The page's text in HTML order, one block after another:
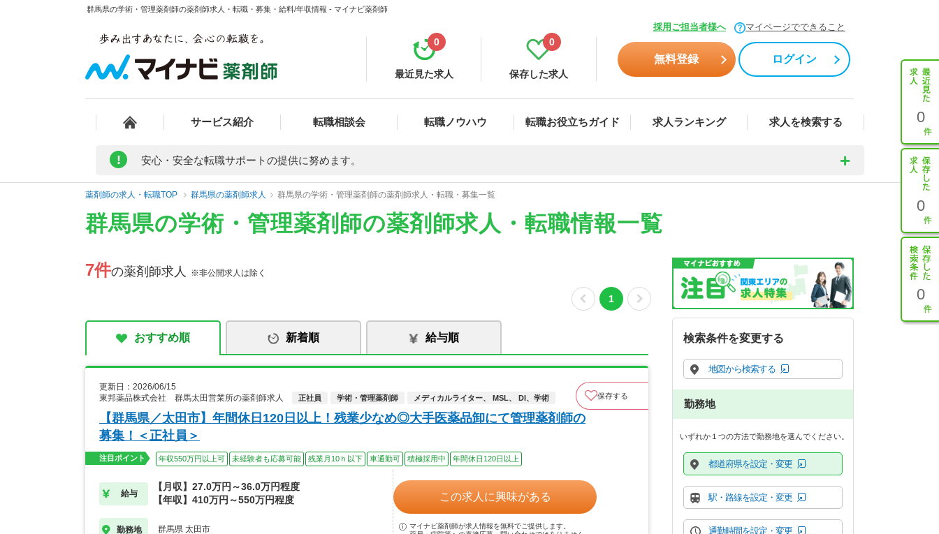
群馬県の学術・管理薬剤師の薬剤師求人・転職・募集・給料/年収情報 - マイナビ薬剤師
採用ご担当者様へ マイページでできること
最近見た求人
0
保存した求人
0
無料登録 ログイン
サービス紹介 転職相談会 転職ノウハウ 転職お役立ちガイド 求人ランキング 求人を検索する 0
0
0
! 安心・安全な転職サポートの提供に努めます。
薬剤師の求人・転職TOP 群馬県の薬剤師求人 群馬県の学術・管理薬剤師の薬剤師求人・転職・募集一覧
群馬県の学術・管理薬剤師の薬剤師求人・転職情報一覧
7件の薬剤師求人 ※非公開求人は除く
1
おすすめ順 新着順 給与順
更新日：2026/06/15
東邦薬品株式会社 群馬太田営業所の薬剤師求人
正社員 学術・管理薬剤師 メディカルライター、 MSL、 DI、学術 保存する
【群馬県／太田市】年間休日120日以上！残業少なめ◎大手医薬品卸にて管理薬剤師の
募集！＜正社員＞
注目ポイント 年収550万円以上可 未経験者も応募可能 残業月10ｈ以下 車通勤可 積極採用中 年間休日120日以上
給与
【月収】27.0万円～36.0万円程度
【年収】410万円～550万円程度
勤務地 群馬県 太田市
この求人に興味がある
マイナビ薬剤師が求人情報を無料でご提供します。
検索条件を変更する
地図から検索する
勤務地
いずれか１つの方法で勤務地を選んでください。
都道府県を設定・変更
駅・路線を設定・変更
通勤時間を設定・変更